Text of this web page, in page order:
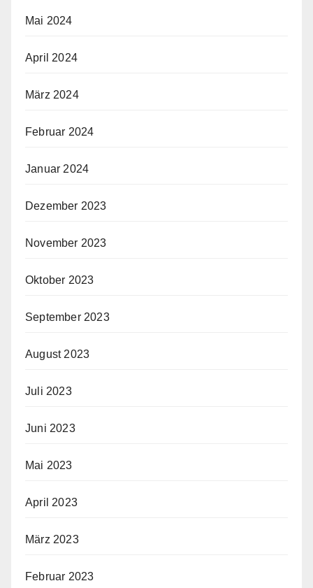
Mai 2024
April 2024
März 2024
Februar 2024
Januar 2024
Dezember 2023
November 2023
Oktober 2023
September 2023
August 2023
Juli 2023
Juni 2023
Mai 2023
April 2023
März 2023
Februar 2023